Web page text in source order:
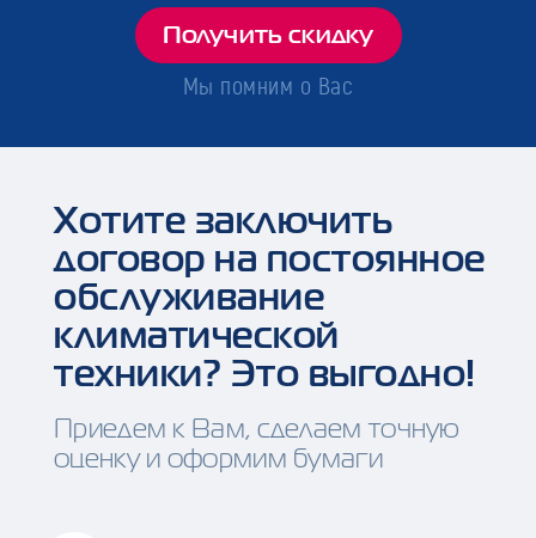
Мы помним о Вас
Получить скидку
Хотите заключить
договор на постоянное
обслуживание
климатической
техники? Это выгодно!
Приедем к Вам, сделаем точную
оценку и оформим бумаги